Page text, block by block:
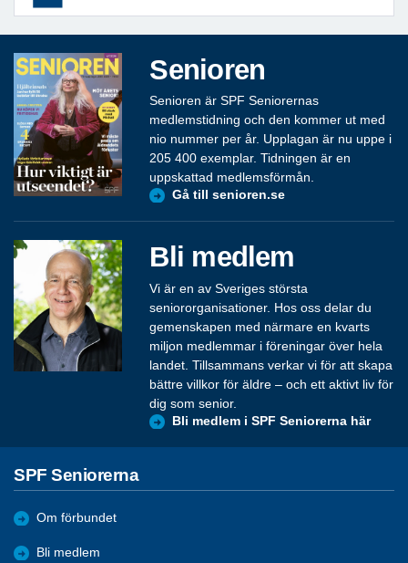
Senioren
Senioren är SPF Seniorernas
medlemstidning och den kommer ut med
nio nummer per år. Upplagan är nu uppe i
205 400 exemplar. Tidningen är en
uppskattad medlemsförmån.
Gå till senioren.se
Bli medlem
Vi är en av Sveriges största
seniororganisationer. Hos oss delar du
gemenskapen med närmare en kvarts
miljon medlemmar i föreningar över hela
landet. Tillsammans verkar vi för att skapa
bättre villkor för äldre – och ett aktivt liv för
dig som senior.
Bli medlem i SPF Seniorerna här
SPF Seniorerna
Om förbundet
Bli medlem